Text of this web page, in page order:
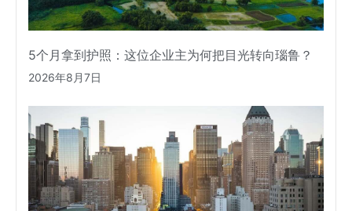
5个月拿到护照：这位企业主为何把目光转向瑙鲁？
2026年8月7日